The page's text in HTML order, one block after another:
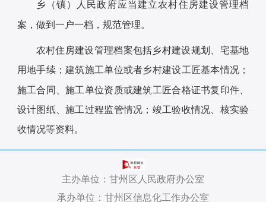
乡（镇）人民政府应当建立农村住房建设管理档
案，做到一户一档，规范管理。
农村住房建设管理档案包括乡村建设规划、宅基地
用地手续；建筑施工单位或者乡村建设工匠基本情况；
施工合同、施工单位资质或建筑工匠合格证书复印件、
设计图纸、施工过程监管情况；竣工验收情况、核实验
收情况等资料。
主办单位：甘州区人民政府办公室
承办单位：甘州区信息化工作办公室